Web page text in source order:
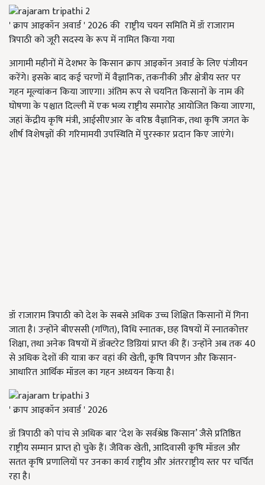
' क्राप आइकॉन अवार्ड ' 2026 की राष्ट्रीय चयन समिति में डॉ राजाराम
त्रिपाठी को जूरी सदस्य के रूप में नामित किया गया
आगामी महीनों में देशभर के किसान क्राप आइकॉन अवार्ड के लिए पंजीयन
करेंगे। इसके बाद कई चरणों में वैज्ञानिक, तकनीकी और क्षेत्रीय स्तर पर
गहन मूल्यांकन किया जाएगा। अंतिम रूप से चयनित किसानों के नाम की
घोषणा के पश्चात दिल्ली में एक भव्य राष्ट्रीय समारोह आयोजित किया जाएगा,
जहां केंद्रीय कृषि मंत्री, आईसीएआर के वरिष्ठ वैज्ञानिक, तथा कृषि जगत के
शीर्ष विशेषज्ञों की गरिमामयी उपस्थिति में पुरस्कार प्रदान किए जाएंगे।
डॉ राजाराम त्रिपाठी को देश के सबसे अधिक उच्च शिक्षित किसानों में गिना
जाता है। उन्होंने बीएससी (गणित), विधि स्नातक, छह विषयों में स्नातकोत्तर
शिक्षा, तथा अनेक विषयों में डॉक्टरेट डिग्रियां प्राप्त की हैं। उन्होंने अब तक 40
से अधिक देशों की यात्रा कर वहां की खेती, कृषि विपणन और किसान-
आधारित आर्थिक मॉडल का गहन अध्ययन किया है।
' क्राप आइकॉन अवार्ड ' 2026
डॉ त्रिपाठी को पांच से अधिक बार ‘देश के सर्वश्रेष्ठ किसान’ जैसे प्रतिष्ठित
राष्ट्रीय सम्मान प्राप्त हो चुके हैं। जैविक खेती, आदिवासी कृषि मॉडल और
सतत कृषि प्रणालियों पर उनका कार्य राष्ट्रीय और अंतरराष्ट्रीय स्तर पर चर्चित
रहा है।